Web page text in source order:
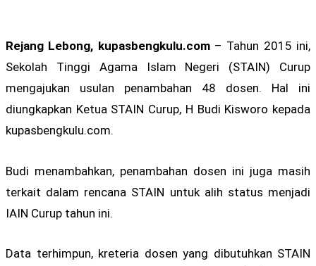
Rejang Lebong, kupasbengkulu.com– Tahun 2015 ini,
Sekolah Tinggi Agama Islam Negeri (STAIN) Curup
mengajukan usulan penambahan 48 dosen. Hal ini
diungkapkan Ketua STAIN Curup, H Budi Kisworo kepada
kupasbengkulu.com.
Budi menambahkan, penambahan dosen ini juga masih
terkait dalam rencana STAIN untuk alih status menjadi
IAIN Curup tahun ini.
Data terhimpun, kreteria dosen yang dibutuhkan STAIN